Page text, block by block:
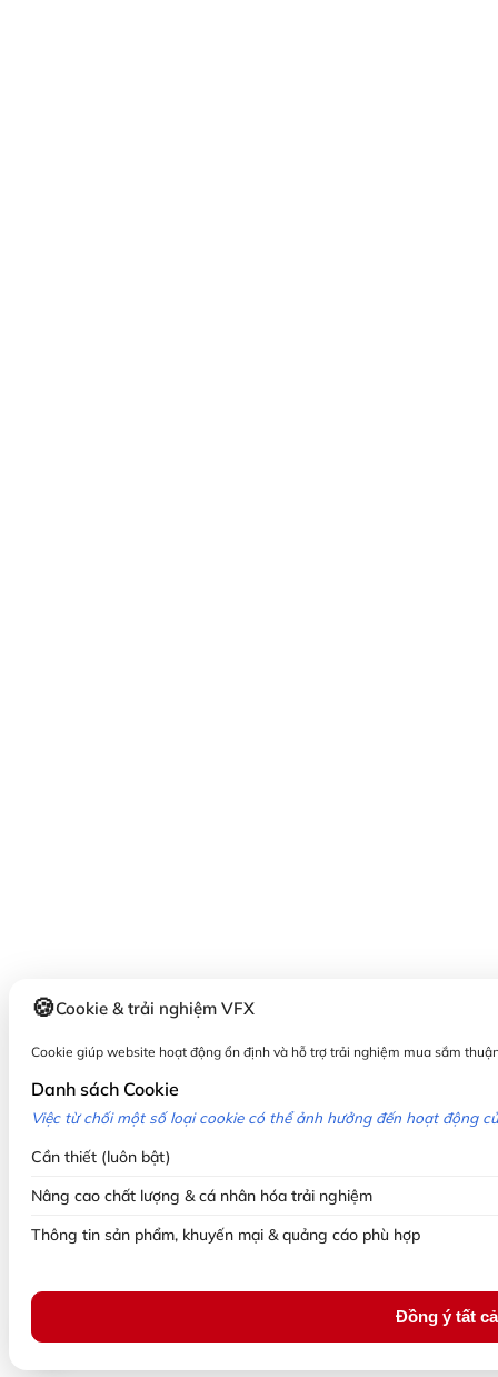
Cookie & trải nghiệm VFX
Cookie giúp website hoạt động ổn định và hỗ trợ trải nghiệm mua sắm
Danh sách Cookie
Việc từ chối một số loại cookie có thể ảnh hưởng đến hoạt động
Cần thiết (luôn bật)
Nâng cao chất lượng & cá nhân hóa trải nghiệm
Thông tin sản phẩm, khuyến mại & quảng cáo phù hợp
Đồng ý tất cả